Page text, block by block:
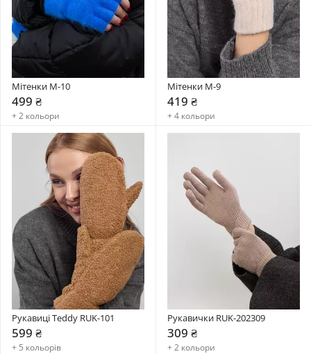
Мітенки M-10
499 ₴
+ 2 кольори
Мітенки M-9
419 ₴
+ 4 кольори
Рукавиці Teddy RUK-101
599 ₴
+ 5 кольорів
Рукавички RUK-202309
309 ₴
+ 2 кольори